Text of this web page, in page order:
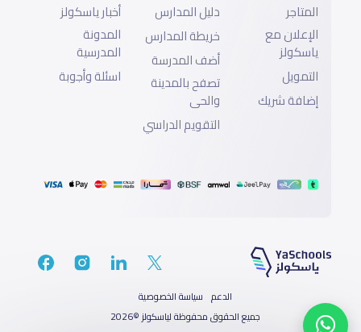
المتاجر
الإعلان مع
ياسكولز
التمويل
إضافة شريك
دليل المدارس
خريطة المدارس
أضف المدرسة
تصفح بالمدينة
والحى
التقويم الدراسي
أخبار ياسكولز
المدونة
المدرسية
اسئلة وأجوبة
جميع الحقوق محفوظة لياسكولز ©2026
الدعم سياسة الخصوصية